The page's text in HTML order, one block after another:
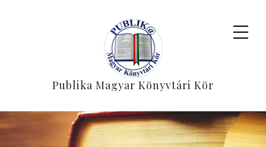
Publika Magyar Könyvtári Kör